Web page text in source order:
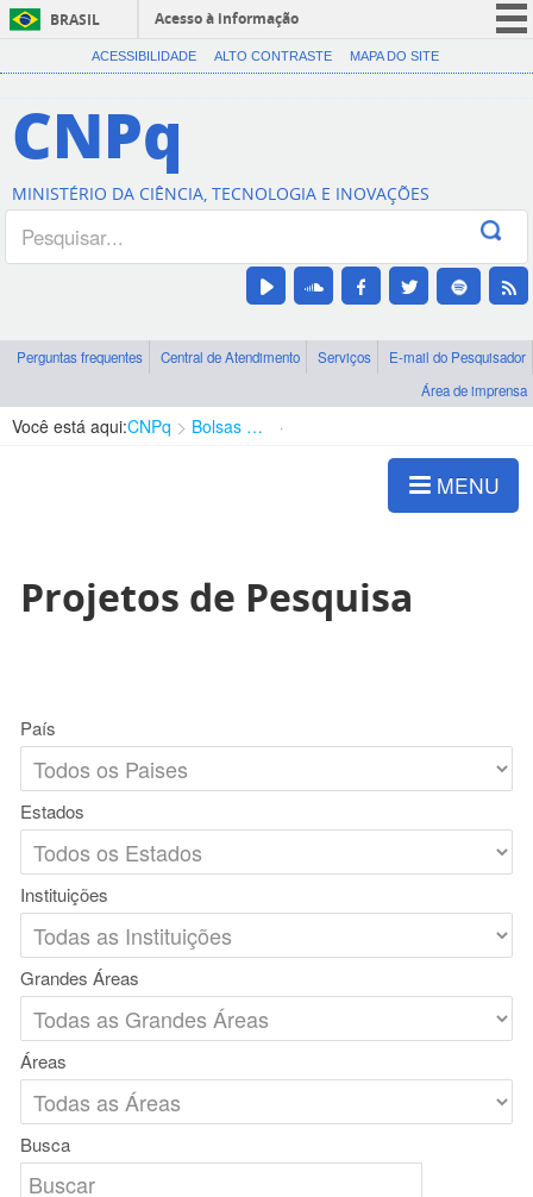
BRASIL
Acesso à informação
CORONAVÍRUS (COVID-19)
Canais
ACESSIBILIDADE ALTO CONTRASTE MAPA DO SITE
CNPq
MINISTÉRIO DA CIÊNCIA, TECNOLOGIA E INOVAÇÕES
Perguntas frequentes Central de Atendimento Serviços
E-mail do Pesquisador
Área de imprensa
Você está aqui:CNPq Bolsas e Auxílios Vigentes
MENU
Projetos de Pesquisa
País
Estados
Instituições
Grandes Áreas
Áreas
Busca